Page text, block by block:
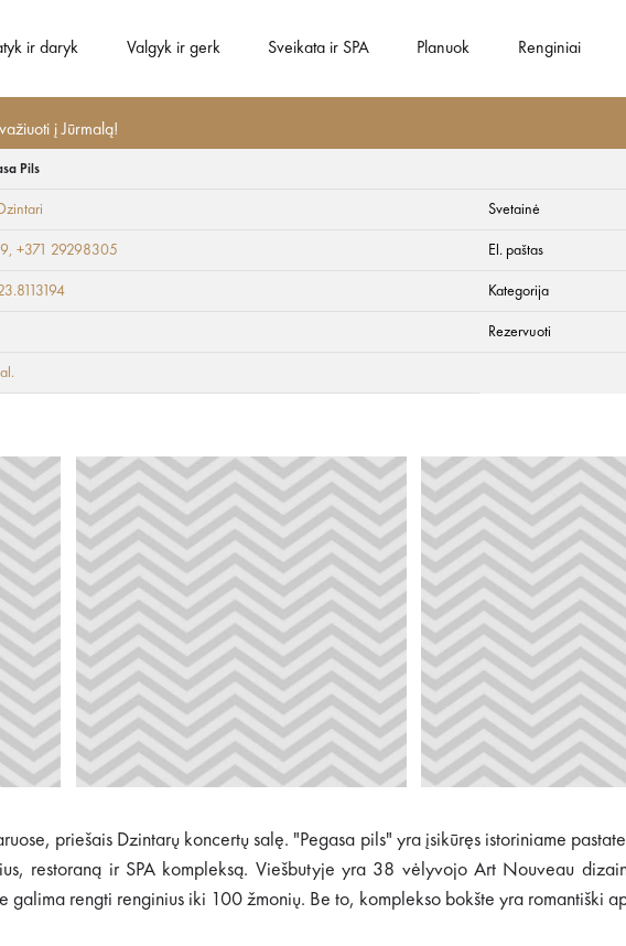
ir daryk Valgyk ir gerk Sveikata ir SPA Planuok Renginiai
į Jūrmalą!
Pils
Pils
Svetainė
+371 29298305 El. paštas
Kategorija
Rezervuoti
priešais Dzintarų koncertų salę. "Pegasa pils" yra įsikūręs istoriniame
restoraną ir SPA kompleksą. Viešbutyje yra 38 vėlyvojo Art Nouveau
galima rengti renginius iki 100 žmonių. Be to, komplekso bokšte yra romantiški